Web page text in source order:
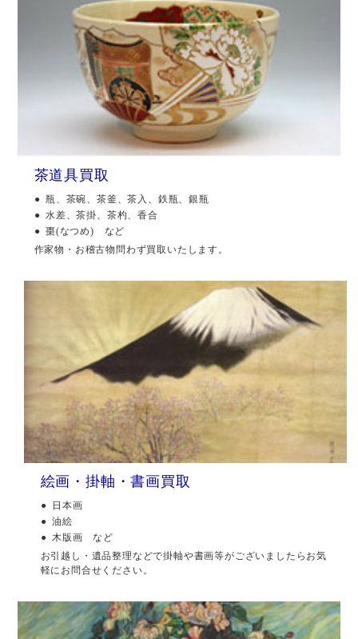
茶道具買取
瓶、茶碗、茶釜、茶入、鉄瓶、銀瓶
水差、茶掛、茶杓、香合
棗(なつめ) など
作家物・お稽古物問わず買取いたします。
絵画・掛軸・書画買取
日本画
油絵
木版画 など
お引越し・遺品整理などで掛軸や書画等がございましたらお気
軽にお問合せください。